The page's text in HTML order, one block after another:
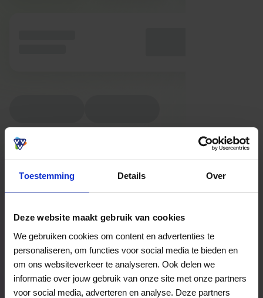
Toestemming Details Over
Deze website maakt gebruik van cookies
We gebruiken cookies om content en advertenties te
personaliseren, om functies voor social media te bieden en
om ons websiteverkeer te analyseren. Ook delen we
informatie over jouw gebruik van onze site met onze partners
voor social media, adverteren en analyse. Deze partners